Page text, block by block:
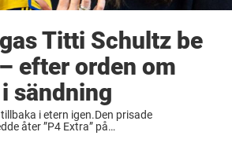
Titti Schultz be
efter orden om
sändning
i etern igen.Den prisade
åter ”P4 Extra” på